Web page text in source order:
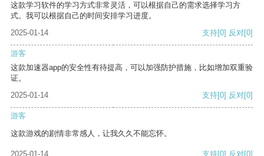
这款学习软件的学习方式非常灵活，可以根据自己的需求选择学习方
式。我可以根据自己的时间安排学习进度。
2025-01-14
支持[0] 反对[0]
游客
这款加速器app的安全性有待提高，可以加强防护措施，比如增加双重验
证。
2025-01-14
支持[0] 反对[0]
游客
这款游戏的剧情非常感人，让我久久不能忘怀。
2025-01-14 支持[0] 反对[0]